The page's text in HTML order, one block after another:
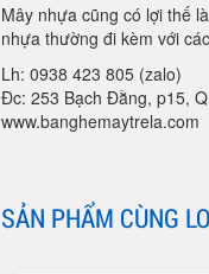
Mây nhựa cũng có lợi thế
nhựa thường đi kèm với
Lh: 0938 423 805 (zalo)
Đc: 253 Bạch Đằng, p15,
www.banghemaytrela.com
SẢN PHẨM CÙNG